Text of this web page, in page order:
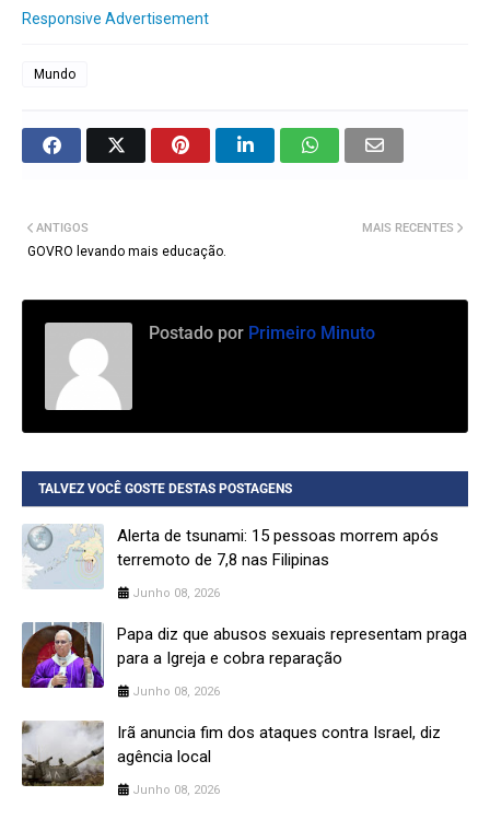
Responsive Advertisement
Mundo
MAIS RECENTES
ANTIGOS
GOVRO levando mais educação.
Postado por Primeiro Minuto
TALVEZ VOCÊ GOSTE DESTAS POSTAGENS
Alerta de tsunami: 15 pessoas morrem após
terremoto de 7,8 nas Filipinas
Junho 08, 2026
Papa diz que abusos sexuais representam praga
para a Igreja e cobra reparação
Junho 08, 2026
Irã anuncia fim dos ataques contra Israel, diz
agência local
Junho 08, 2026